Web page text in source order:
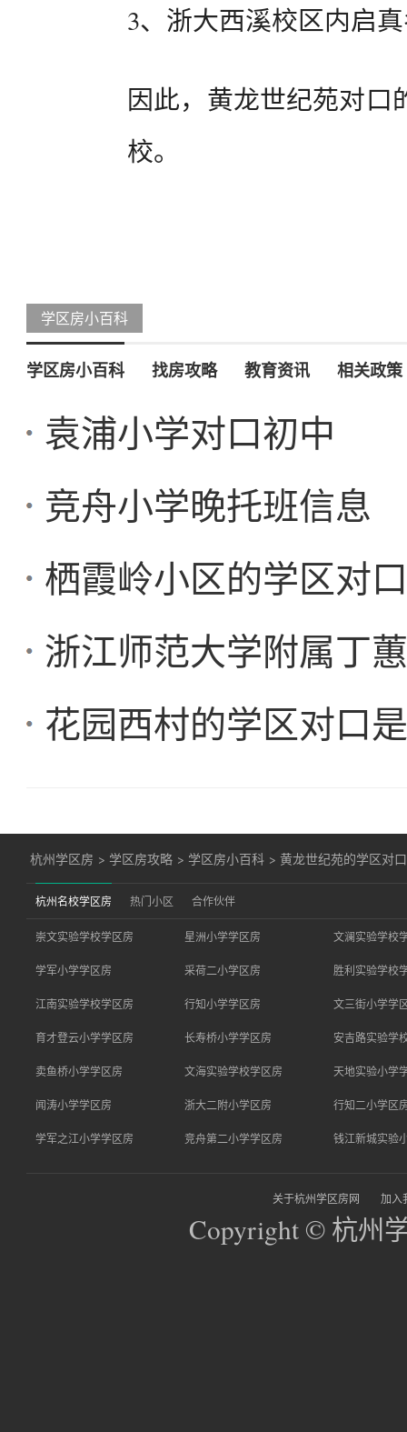
3、浙大西溪校区内启
因此，黄龙世纪苑对口
校。
学区房小百科
学区房小百科 找房攻略 教育资讯 相关政策
袁浦小学对口初中
竞舟小学晚托班信息
栖霞岭小区的学区对
浙江师范大学附属丁
花园西村的学区对口
杭州学区房 > 学区房攻略 > 学区房小百科 >黄龙世纪苑的学区对
杭州名校学区房 热门小区 合作伙伴
崇文实验学校学区房 星洲小学学区房 文澜实验学校
学军小学学区房 采荷二小学区房 胜利实验学校
江南实验学校学区房 行知小学学区房 文三街小学学
育才登云小学学区房 长寿桥小学学区房 安吉路实验学
卖鱼桥小学学区房 文海实验学校学区房 天地实验小学
闻涛小学学区房 浙大二附小学区房 行知二小学区
学军之江小学学区房 竞舟第二小学学区房 钱江新城实验
关于杭州学区房网 加入
Copyright © 杭州